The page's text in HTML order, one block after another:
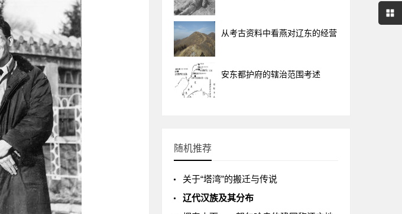
从考古资料中看燕对辽东的经营
安东都护府的辖治范围考述
随机推荐
关于“塔湾”的搬迁与传说
辽代汉族及其分布